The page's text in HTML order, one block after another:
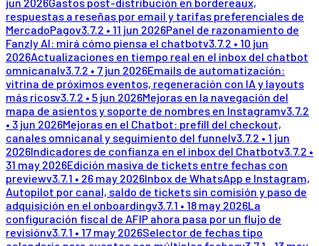
respuestas a reseñas por email y tarifas preferenciales de
MercadoPagov3.7.2 • 11 jun 2026Panel de razonamiento de
Fanzly AI: mirá cómo piensa el chatbotv3.7.2 • 10 jun
2026Actualizaciones en tiempo real en el inbox del chatbot
omnicanalv3.7.2 • 7 jun 2026Emails de automatización:
vitrina de próximos eventos, regeneración con IA y layouts
más ricosv3.7.2 • 5 jun 2026Mejoras en la navegación del
mapa de asientos y soporte de nombres en Instagramv3.7.2
• 3 jun 2026Mejoras en el Chatbot: prefill del checkout,
canales omnicanal y seguimiento del funnelv3.7.2 • 1 jun
2026Indicadores de confianza en el inbox del Chatbotv3.7.2 •
31 may 2026Edición masiva de tickets entre fechas con
previewv3.7.1 • 26 may 2026Inbox de WhatsApp e Instagram,
Autopilot por canal, saldo de tickets sin comisión y paso de
adquisición en el onboardingv3.7.1 • 18 may 2026La
configuración fiscal de AFIP ahora pasa por un flujo de
revisiónv3.7.1 • 17 may 2026Selector de fechas tipo